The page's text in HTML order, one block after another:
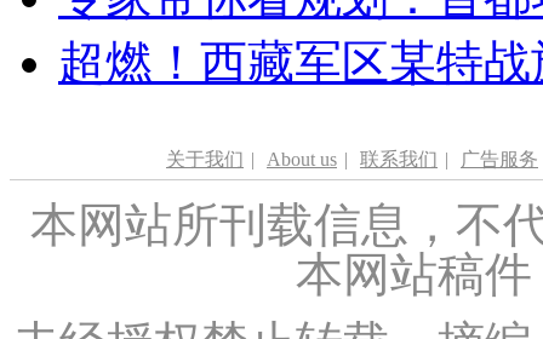
超燃！西藏军区某特
关于我们 | About us | 联系我们 | 广告服务
本网站所刊载信息，不
本网站稿